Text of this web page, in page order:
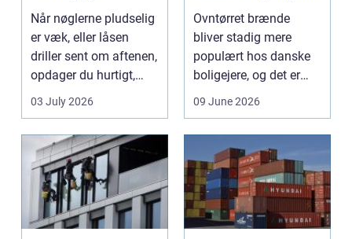
låsepartner
Når nøglerne pludselig
er væk, eller låsen
driller sent om aftenen,
opdager du hurtigt,
hvor vigtig ...
03 July 2026
Ovntørret brænde
bliver stadig mere
populært hos danske
boligejere, og det er
ikke uden grund. Når
09 June 2026